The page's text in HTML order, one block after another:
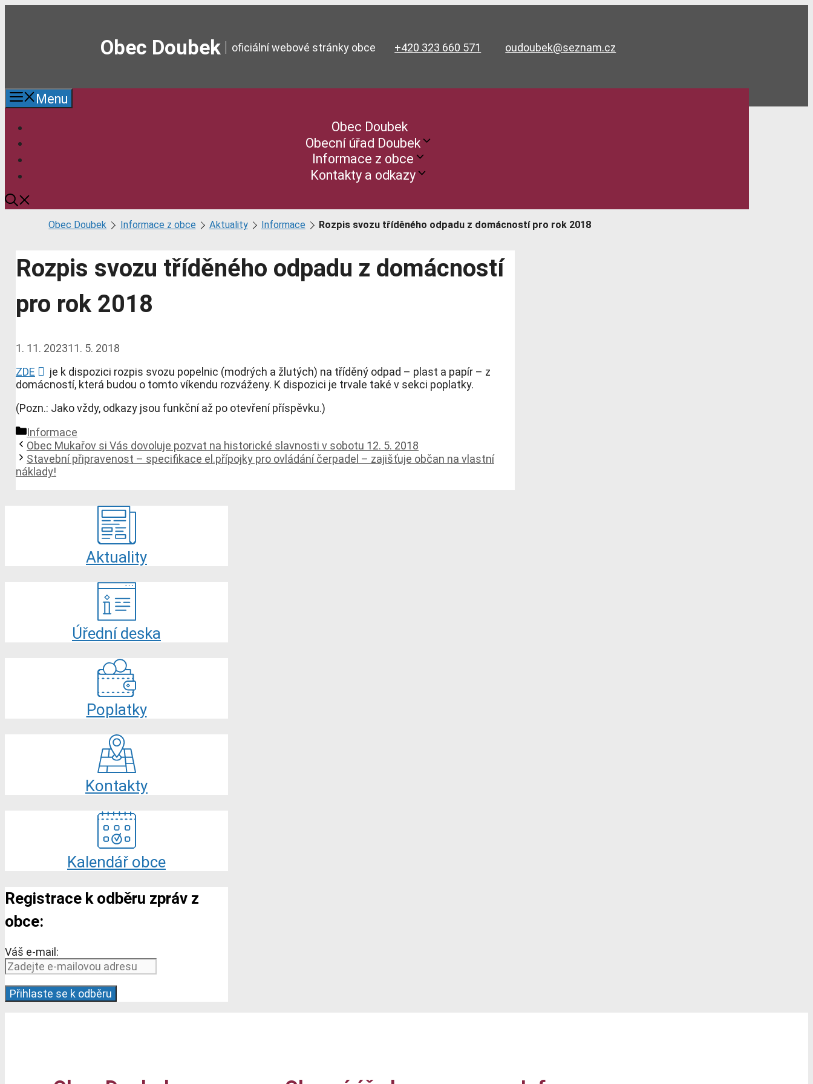
Obec Doubek oficiální webové stránky obce +420 323 660 571 oudoubek@seznam.cz
Menu
Obec Doubek
Obecní úřad Doubek
Informace z obce
Kontakty a odkazy
Obec Doubek Informace z obce Aktuality Informace Rozpis svozu tříděného odpadu z domácností pro rok 2018
Rozpis svozu tříděného odpadu z domácností
pro rok 2018
1. 11. 202311. 5. 2018
ZDE
je k dispozici rozpis svozu popelnic (modrých a žlutých) na tříděný odpad – plast a papír – z
domácností, která budou o tomto víkendu rozváženy. K dispozici je trvale také v sekci poplatky.
(Pozn.: Jako vždy, odkazy jsou funkční až po otevření příspěvku.)
Rubriky
Informace
Obec Mukařov si Vás dovoluje pozvat na historické slavnosti v sobotu 12. 5. 2018
Stavební připravenost – specifikace el.přípojky pro ovládání čerpadel – zajišťuje občan na vlastní
náklady!
Aktuality
Úřední deska
Poplatky
Kontakty
Kalendář obce
Registrace k odběru zpráv z
obce:
Váš e-mail: